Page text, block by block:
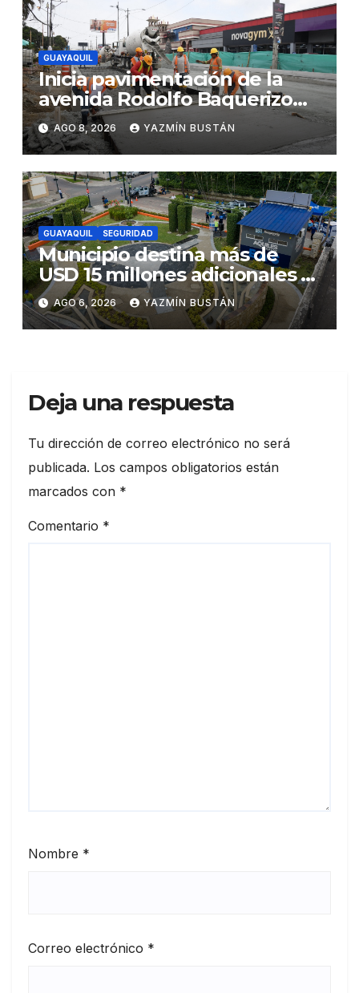
GUAYAQUIL
Inicia pavimentación de la
avenida Rodolfo Baquerizo
Nazur como parte de la
Renovación Urbana
AGO 8, 2026 YAZMÍN BUSTÁN
GUAYAQUIL SEGURIDAD
Municipio destina más de
USD 15 millones adicionales a
SEGURA EP para fortalecer la
seguridad ciudadana
AGO 6, 2026 YAZMÍN BUSTÁN
Deja una respuesta
Tu dirección de correo electrónico no será
publicada. Los campos obligatorios están
marcados con *
Comentario *
Nombre *
Correo electrónico *